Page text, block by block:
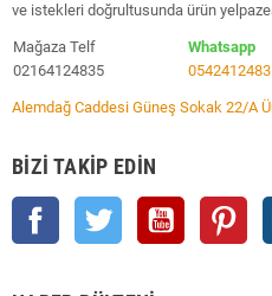
ve istekleri doğrultusunda ürün
Mağaza Telf
02164124835
Whatsapp
Alemdağ Caddesi Güneş Sokak 22/A
BIZI TAKIP EDIN
Facebook Twitter YouTube